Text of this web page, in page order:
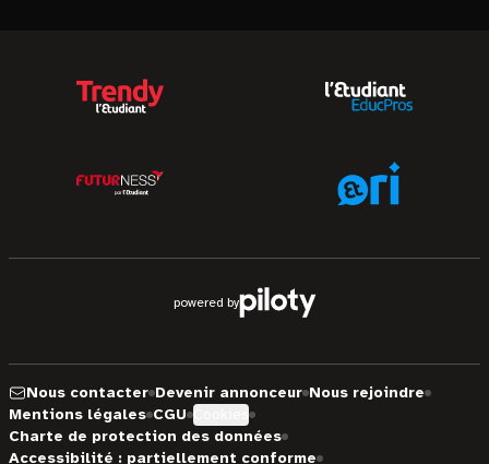
powered by
Nous contacter Devenir annonceur Nous rejoindre
Mentions légales CGU
Charte de protection des données
Accessibilité : partiellement conforme